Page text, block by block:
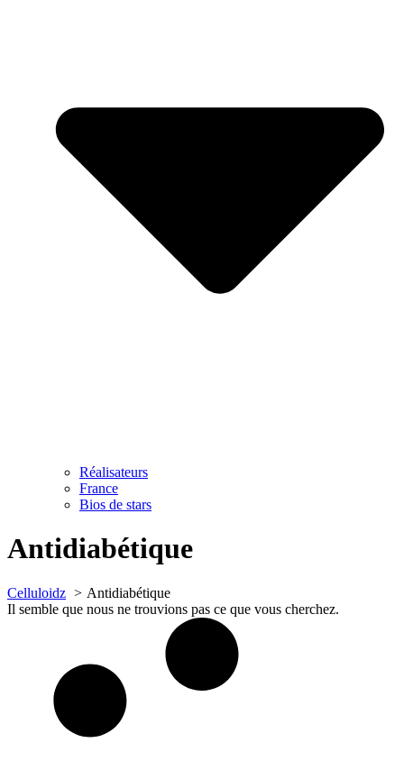
Réalisateurs
France
Bios de stars
Antidiabétique
Celluloidz
Antidiabétique
Il semble que nous ne trouvions pas ce que vous cherchez.